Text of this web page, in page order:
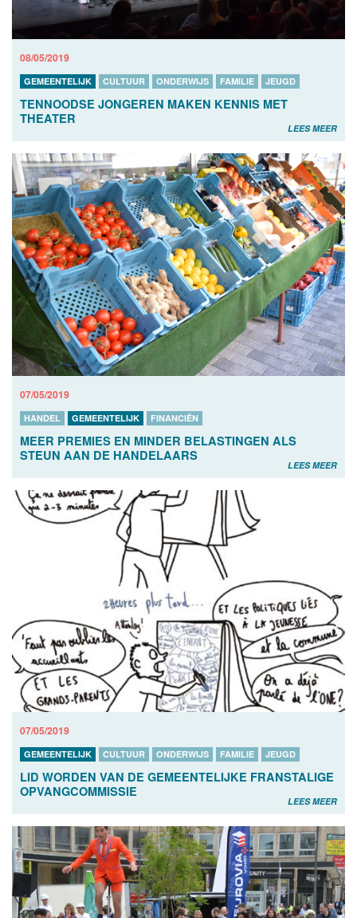
08/05/2019
GEMEENTELIJK CULTUUR ONDERWIJS FAMILIE JEUGD
TENNOODSE JONGEREN MAKEN KENNIS MET
THEATER
LEES MEER
07/05/2019
HANDEL GEMEENTELIJK FINANCIËN
MEER PREMIES EN MINDER BELASTINGEN ALS
STEUN AAN DE HANDELAARS
LEES MEER
07/05/2019
GEMEENTELIJK CULTUUR ONDERWIJS FAMILIE JEUGD
LID WORDEN VAN DE GEMEENTELIJKE FRANSTALIGE
OPVANGCOMMISSIE
LEES MEER